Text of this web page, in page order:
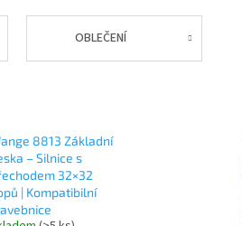
OBLEČENÍ
8813 Základní
– Silnice s
32×32
| Kompatibilní